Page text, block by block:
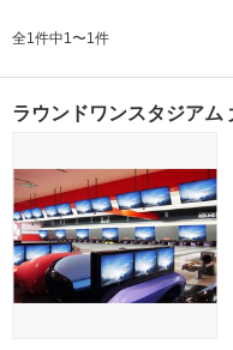
全1件中1〜1件
ラウンドワンスタジアム